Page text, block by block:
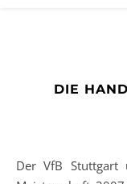
DIE
Der VfB Stuttgart und seine Trainer – das ist seit der